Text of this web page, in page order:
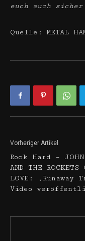
euch auch
Quelle: METAL
Vorheriger Artikel
Rock Hard –
AND THE ROCKETS
LOVE: ‚Runaway
Video